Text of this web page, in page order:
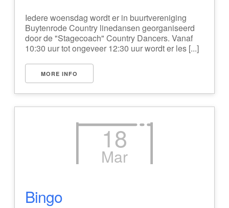
Iedere woensdag wordt er in buurtvereniging
Buytenrode Country linedansen georganiseerd
door de "Stagecoach" Country Dancers. Vanaf
10:30 uur tot ongeveer 12:30 uur wordt er les [...]
MORE INFO
18
Mar
Bingo